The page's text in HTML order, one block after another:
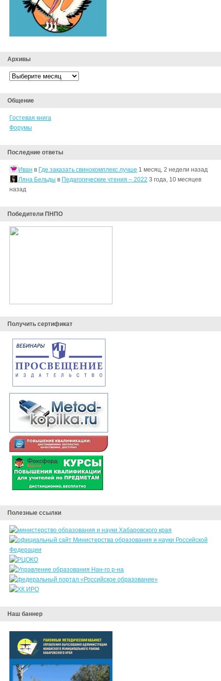
Архивы
Архивы
Общение
Гостевая книга
Форумы
Последние ответы
Иван в Где заказать свинокомплекс лучше 1 месяц, 2 недели назад
Ляна Бельды в Педагогические чтения – 2022 3 года, 10 месяцев
назад
Победители ПНПО
Получить сертификат
Полезные ссылки
Наш баннер